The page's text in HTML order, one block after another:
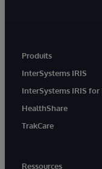
Produits
InterSystems IRIS
InterSystems IRIS for
HealthShare
TrakCare
Ressources